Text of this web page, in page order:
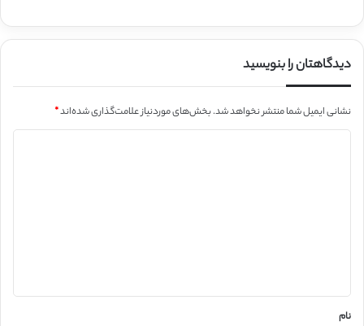
دیدگاهتان را بنویسید
نشانی ایمیل شما منتشر نخواهد شد.بخش‌های موردنیاز علامت‌گذاری شده‌اند*
نام